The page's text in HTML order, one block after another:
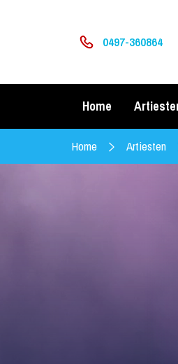
0497-360864
Home
Home Artiesten